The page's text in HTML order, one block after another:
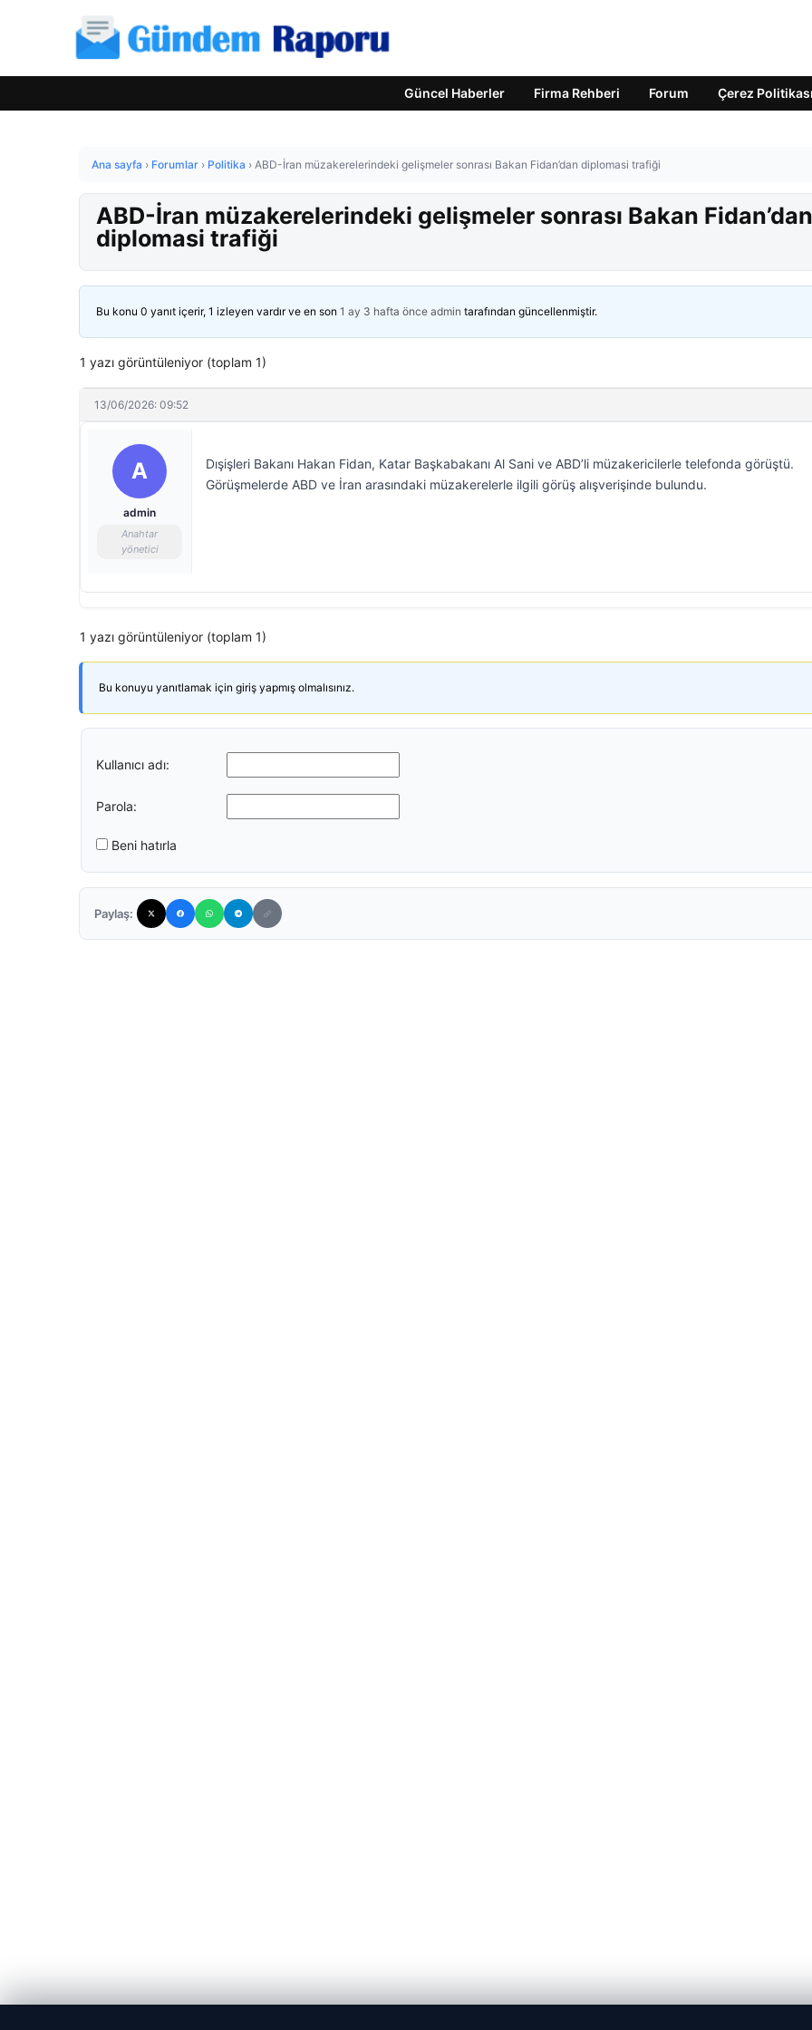
Güncel Haberler Firma Rehberi Forum Çerez Politikası
Ana sayfa › Forumlar › Politika › ABD-İran müzakerelerindeki gelişmeler sonrası Bakan Fidan’dan diplomasi trafiği
ABD-İran müzakerelerindeki gelişmeler sonrası Bakan Fidan’dan
diplomasi trafiği
Bu konu 0 yanıt içerir, 1 izleyen vardır ve en son 1 ay 3 hafta önce admin tarafından güncellenmiştir.
1 yazı görüntüleniyor (toplam 1)
13/06/2026: 09:52
A
admin
Anahtar
yönetici
Dışişleri Bakanı Hakan Fidan, Katar Başkabakanı Al Sani ve ABD’li müzakericilerle telefonda görüştü.
Görüşmelerde ABD ve İran arasındaki müzakerelerle ilgili görüş alışverişinde bulundu.
1 yazı görüntüleniyor (toplam 1)
Bu konuyu yanıtlamak için giriş yapmış olmalısınız.
Kullanıcı adı:
Parola:
Beni hatırla
Paylaş: